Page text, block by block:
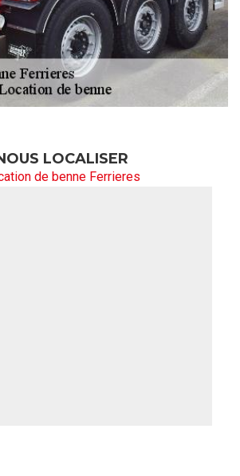
LOCALISER
de benne Ferrieres